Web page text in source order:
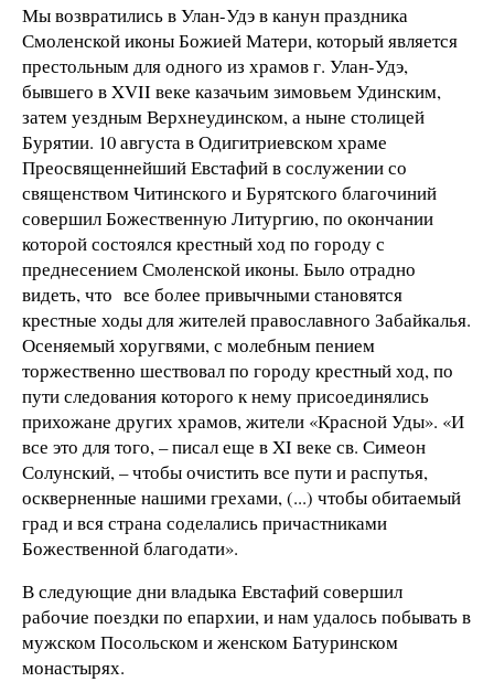
Мы возвратились в Улан-Удэ в канун праздника
Смоленской иконы Божией Матери, который является
престольным для одного из храмов г. Улан-Удэ,
бывшего в XVII веке казачьим зимовьем Удинским,
затем уездным Верхнеудинском, а ныне столицей
Бурятии. 10 августа в Одигитриевском храме
Преосвященнейший Евстафий в сослужении со
священством Читинского и Бурятского благочиний
совершил Божественную Литургию, по окончании
которой состоялся крестный ход по городу с
преднесением Смоленской иконы. Было отрадно
видеть, что все более привычными становятся
крестные ходы для жителей православного Забайкалья.
Осеняемый хоругвями, с молебным пением
торжественно шествовал по городу крестный ход, по
пути следования которого к нему присоединялись
прихожане других храмов, жители «Красной Уды». «И
все это для того, – писал еще в XI веке св. Симеон
Солунский, – чтобы очистить все пути и распутья,
оскверненные нашими грехами, (...) чтобы обитаемый
град и вся страна соделались причастниками
Божественной благодати».
В следующие дни владыка Евстафий совершил
рабочие поездки по епархии, и нам удалось побывать в
мужском Посольском и женском Батуринском
монастырях.